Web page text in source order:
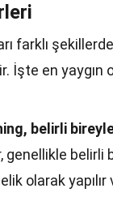
farklı şekillerde
İşte en yaygın
belirli
genellikle belirli
olarak yapılır